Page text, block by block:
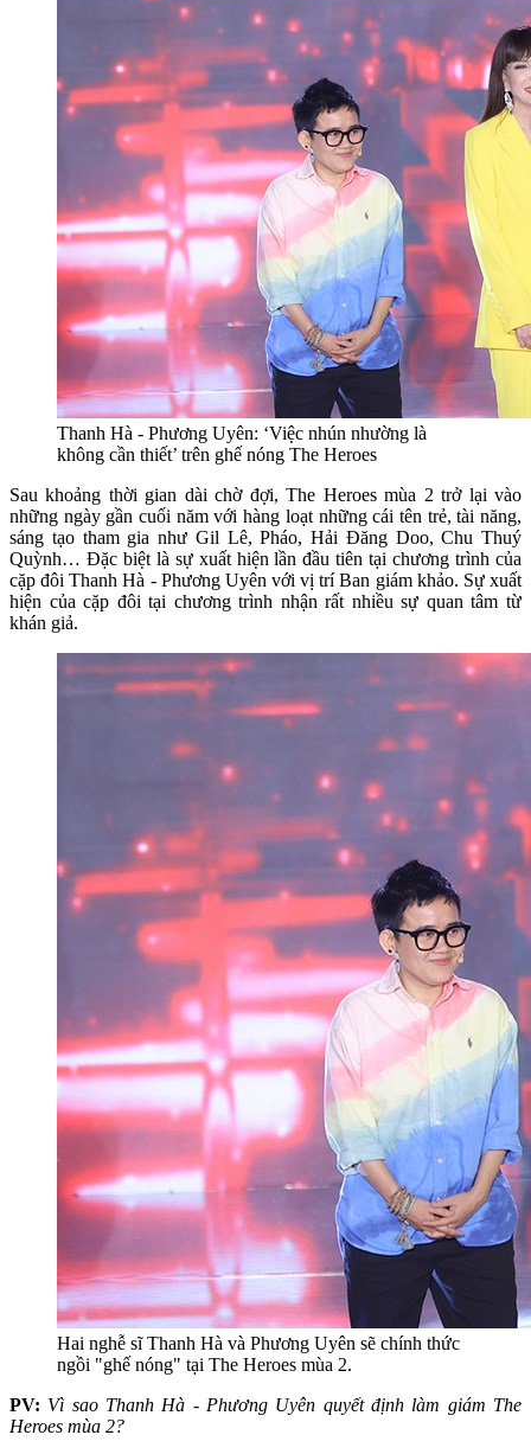
Thanh Hà - Phương Uyên: ‘Việc nhún nhường là
không cần thiết’ trên ghế nóng The Heroes
Sau khoảng thời gian dài chờ đợi, The Heroes mùa 2 trở lại vào
những ngày gần cuối năm với hàng loạt những cái tên trẻ, tài năng,
sáng tạo tham gia như Gil Lê, Pháo, Hải Đăng Doo, Chu Thuý
Quỳnh… Đặc biệt là sự xuất hiện lần đầu tiên tại chương trình của
cặp đôi Thanh Hà - Phương Uyên với vị trí Ban giám khảo. Sự xuất
hiện của cặp đôi tại chương trình nhận rất nhiều sự quan tâm từ
khán giả.
Hai nghễ sĩ Thanh Hà và Phương Uyên sẽ chính thức
ngồi "ghế nóng" tại The Heroes mùa 2.
PV: Vì sao Thanh Hà - Phương Uyên quyết định làm giám The
Heroes mùa 2?